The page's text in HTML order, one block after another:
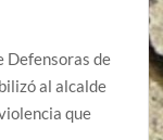
Defensoras de
al alcalde
que